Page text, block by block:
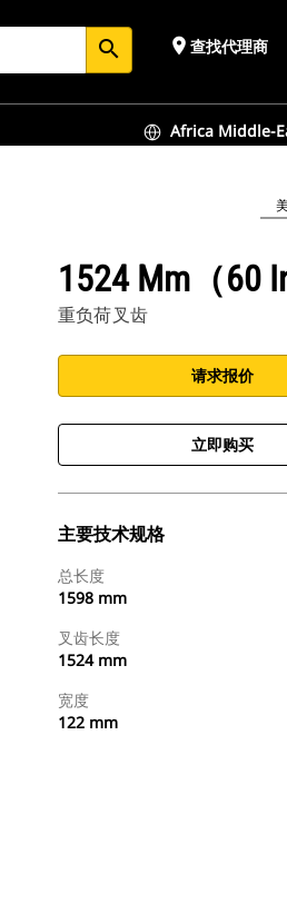
search place 查找代理商
Africa Middle-
1524 Mm（60
重负荷叉齿
请求报价
立即购买
主要技术规格
总长度
1598 mm
叉齿长度
1524 mm
宽度
122 mm